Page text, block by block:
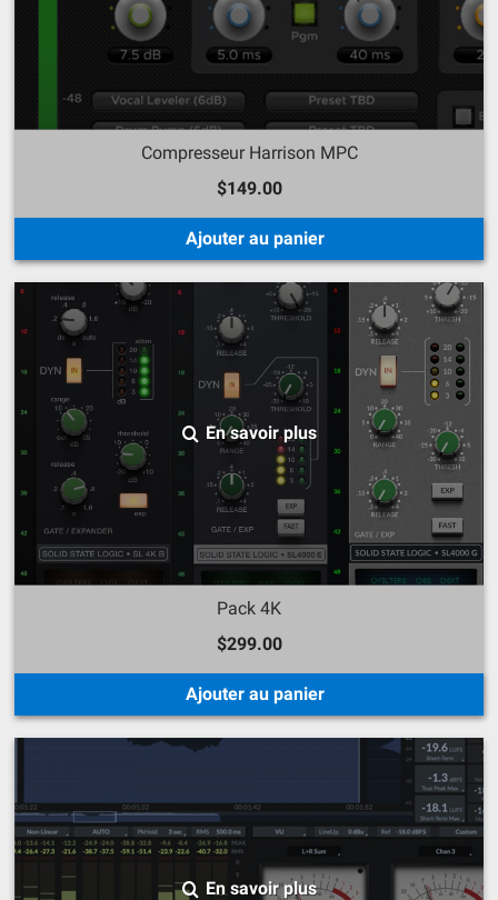
Compresseur Harrison MPC
$149.00
Ajouter au panier
En savoir plus
Pack 4K
$299.00
Ajouter au panier
En savoir plus